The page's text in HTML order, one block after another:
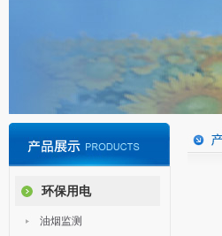
环保用电
油烟监测